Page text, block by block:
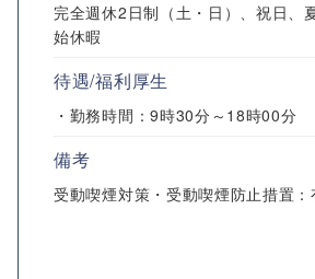
完全週休2日制（土・日）、祝日、
始休暇
待遇/福利厚生
・勤務時間：9時30分～18時00分
備考
受動喫煙対策・受動喫煙防止措置：